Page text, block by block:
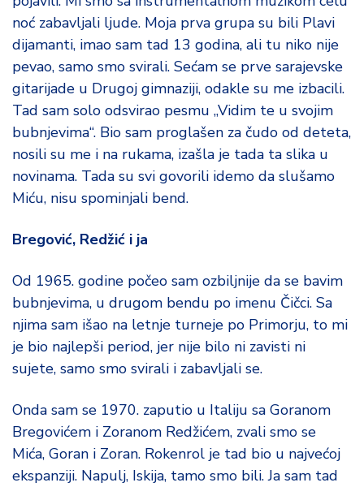
noć zabavljali ljude. Moja prva grupa su bili Plavi
dijamanti, imao sam tad 13 godina, ali tu niko nije
pevao, samo smo svirali. Sećam se prve sarajevske
gitarijade u Drugoj gimnaziji, odakle su me izbacili.
Tad sam solo odsvirao pesmu „Vidim te u svojim
bubnjevima“. Bio sam proglašen za čudo od deteta,
nosili su me i na rukama, izašla je tada ta slika u
novinama. Tada su svi govorili idemo da slušamo
Miću, nisu spominjali bend.
Bregović, Redžić i ja
Od 1965. godine počeo sam ozbiljnije da se bavim
bubnjevima, u drugom bendu po imenu Čičci. Sa
njima sam išao na letnje turneje po Primorju, to mi
je bio najlepši period, jer nije bilo ni zavisti ni
sujete, samo smo svirali i zabavljali se.
Onda sam se 1970. zaputio u Italiju sa Goranom
Bregovićem i Zoranom Redžićem, zvali smo se
Mića, Goran i Zoran. Rokenrol je tad bio u najvećoj
ekspanziji. Napulj, Iskija, tamo smo bili. Ja sam tad